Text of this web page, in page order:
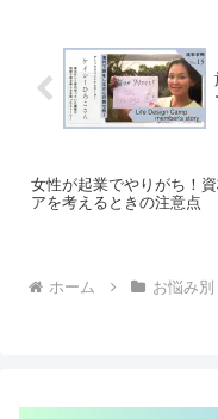
女性が起業でやりがち！
アを考えるときの注意点
ホーム お悩み別